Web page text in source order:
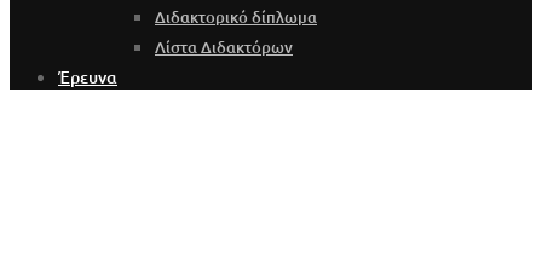
Διδακτορικό δίπλωμα
Λίστα Διδακτόρων
Έρευνα